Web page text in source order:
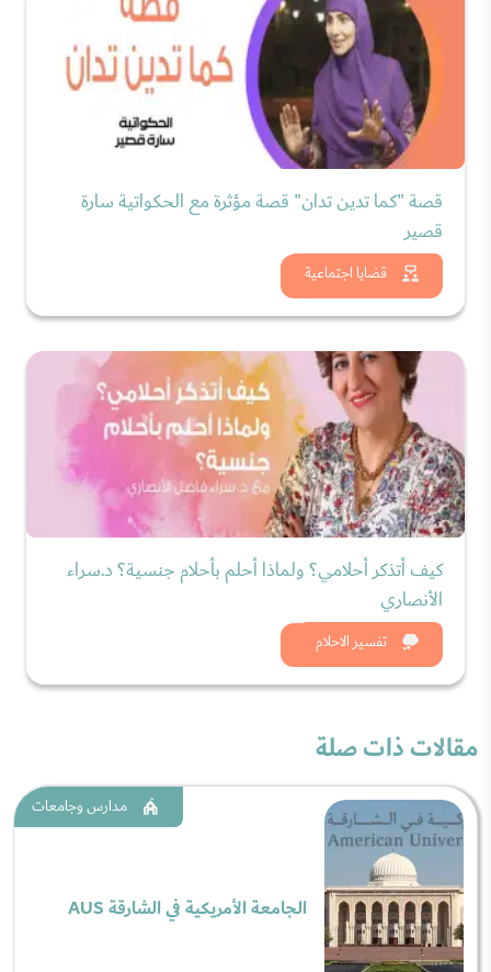
قضايا اجتماعية
قصة "كما تدين تدان" قصة مؤثرة مع الحكواتية سارة
قصير
شاهد الان
تفسير الاحلام
كيف أتذكر أحلامي؟ ولماذا أحلم بأحلام جنسية؟ د.سراء
الأنصاري
شاهد الان
مقالات ذات صلة
مدارس وجامعات
الجامعة الأمريكية في الشارقة AUS